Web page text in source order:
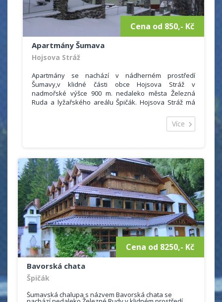
Cena od 850,- Kč
Apartmány Šumava
Hojsova Stráž
Apartmány se nachází v nádherném prostředí
Šumavy,v klidné části obce Hojsova Stráž v
nadmořské výšce 900 m. nedaleko města Železná
Ruda a lyžařského areálu Špičák. Hojsova Stráž má
(Prenet - Můstek - Pancíř) a hraničním hřebenem
Šumavy (Lomnice, Ostrý, Kokrháče, Svaroh, Jezerní
nachází obývací pokoj s rozkládací sedací soupravou
a TV, ložnici se třemi lůžky, plně vybavený kuchyňský
kout (el. sporák, rychlovar. konvice, mikovl. trouba,
atd.) a koupelnu se sprchovým koutem a WC.
Po rozložení sedací soupravy a válendy v ložnici je
celková kapacita apartmánu až 6 osob.
V přízemí se nachází úschovna kol a lyží. U domu je
zahrada se zahradním posezením. Možnost
parkování je přímo u objektu. Restarace a obchod
jsou vzdáleny 5 - 10 minut chůze.
Aktální ceník
Více
Cena od 8250,- Kč
Bavorská chata
Špičák
Šumavská chalupa s názvem Bavorská chata se